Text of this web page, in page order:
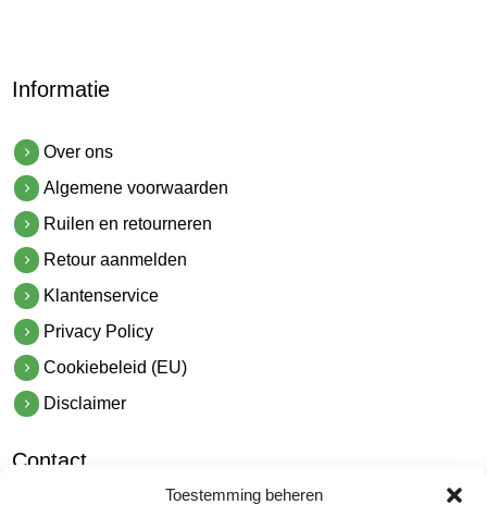
Toestemming beheren
Informatie
Over ons
Algemene voorwaarden
Ruilen en retourneren
Retour aanmelden
Klantenservice
Privacy Policy
Cookiebeleid (EU)
Disclaimer
Contact